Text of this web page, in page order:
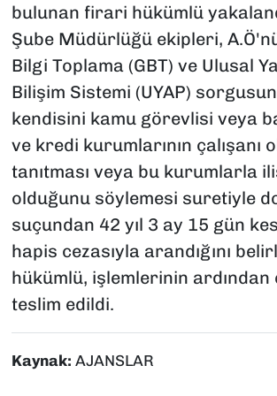
bulunan firari hükümlü
Şube Müdürlüğü ekipleri,
Bilgi Toplama (GBT) ve Ulusal
Bilişim Sistemi (UYAP)
kendisini kamu görevlisi veya
ve kredi kurumlarının çalışanı
tanıtması veya bu kurumlarla
olduğunu söylemesi suretiyle
suçundan 42 yıl 3 ay 15 gün
hapis cezasıyla arandığını
hükümlü, işlemlerinin ardından
teslim edildi.
Kaynak: AJANSLAR